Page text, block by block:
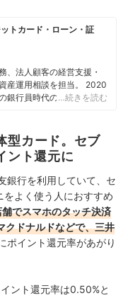
トカード・ローン・証
、法人顧客の経営支援・
産運用相談を担当。 2020
銀行員時代の経験を活か
作を統括する。 また、
資への疑問や基礎知識に
…続きを読む
型カード。セブ
ント還元に
銀行を利用していて、セ
をよく使う人におすすめ
でスマホのタッチ決済
クドナルドなどで、三井
ポイント還元率があがり
ント還元率は0.50%と